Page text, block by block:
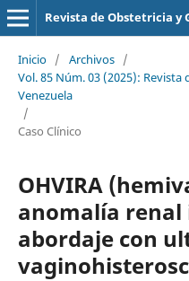
Revista de Obstetricia y
Inicio / Archivos /
Vol. 85 Núm. 03 (2025):
Venezuela
/
Caso Clínico
OHVIRA
anomalía
abordaje con